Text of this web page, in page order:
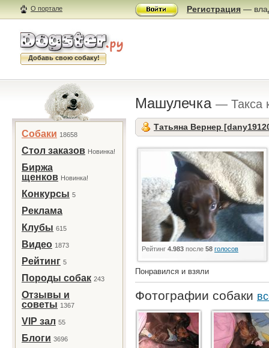
О портале Регистрация —
Добавь свою собаку!
Собаки 18658
Стол заказов Новинка!
Биржа
щенков Новинка!
Конкурсы 5
Реклама
Клубы 615
Видео 1873
Рейтинг 5
Породы собак 243
Отзывы и
советы 1367
VIP зал 55
Блоги 3696
Машулечка — Такса
Татьяна Вернер
Рейтинг 4.983 после 58 голосов
Понравился и взяли
Фотографии собаки